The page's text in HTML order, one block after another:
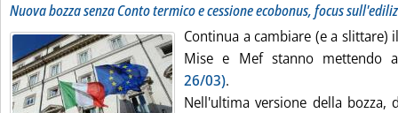
Nuova bozza senza Conto termico e cessione ecobonus, focus
Continua a cambiare (e a slittare)
Mise e Mef stanno mettendo
26/03).
Nell'ultima versione della bozza,